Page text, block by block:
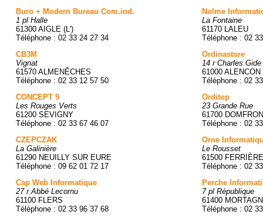
Buro + Modern Bureau Com.ind.
1 pl Halle
61300 AIGLE (L')
Téléphone : 02 33 24 27 34
CB3M
Vignat
61570 ALMENÊCHES
Téléphone : 02 33 12 57 50
CONCEPT 9
Les Rouges Verts
61200 SEVIGNY
Téléphone : 02 33 67 46 07
CZEPCZAK
La Galinière
61290 NEUILLY SUR EURE
Téléphone : 09 62 01 72 17
Cap Web Informatique
27 r Abbé Lecornu
61100 FLERS
Téléphone : 02 33 96 37 68
Nolme
La Fontaine
61170 LALEU
Téléphone : 02
Ordinastore
14 r Charles Gide
61000 ALENCON
Téléphone : 02
Orditop
23 Grande Rue
61700
Téléphone : 02
Orne
Le Rousset
61500
Téléphone : 02
Perche
7 pl République
61400
Téléphone : 02